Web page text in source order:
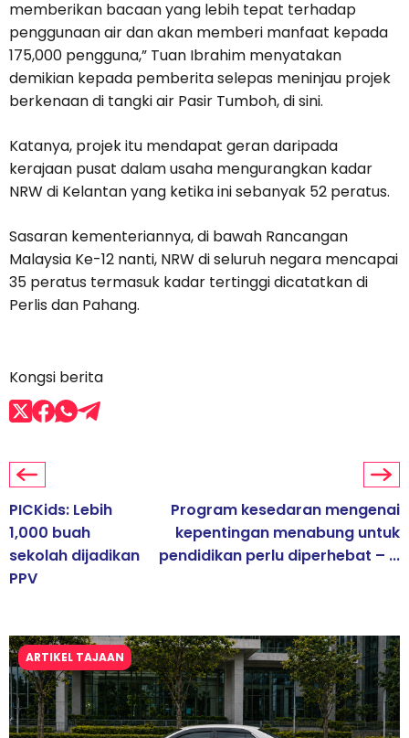
memberikan bacaan yang lebih tepat terhadap
penggunaan air dan akan memberi manfaat kepada
175,000 pengguna,” Tuan Ibrahim menyatakan
demikian kepada pemberita selepas meninjau projek
berkenaan di tangki air Pasir Tumboh, di sini.
Katanya, projek itu mendapat geran daripada
kerajaan pusat dalam usaha mengurangkan kadar
NRW di Kelantan yang ketika ini sebanyak 52 peratus.
Sasaran kementeriannya, di bawah Rancangan
Malaysia Ke-12 nanti, NRW di seluruh negara mencapai
35 peratus termasuk kadar tertinggi dicatatkan di
Perlis dan Pahang.
Kongsi berita
PICKids: Lebih
1,000 buah
sekolah dijadikan
PPV
Program kesedaran mengenai
kepentingan menabung untuk
pendidikan perlu diperhebat – ...
ARTIKEL TAJAAN